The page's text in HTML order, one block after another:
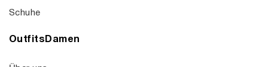
Schuhe
OutfitsDamen